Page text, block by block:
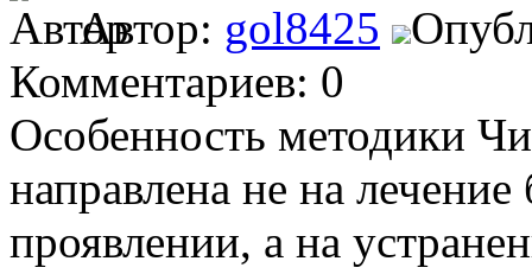
Автор: gol8425
Комментариев: 0
Особенность методики
направлена не на
проявлении, а на